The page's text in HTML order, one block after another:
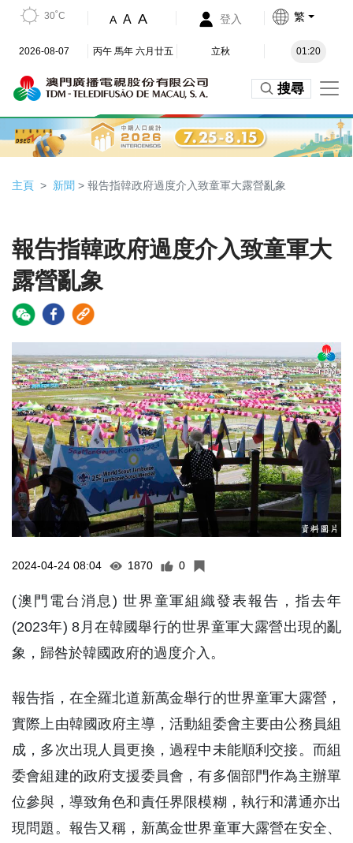
30˚C A A A 登入 繁
2026-08-07 丙午 馬年 六月廿五 立秋 01:20
搜尋
主頁 新聞 > 報告指韓政府過度介入致童軍大露營亂象
報告指韓政府過度介入致童軍大
露營亂象
2024-04-24 08:04 1870 0
(澳門電台消息) 世界童軍組織發表報告，指去年
(2023年) 8月在韓國舉行的世界童軍大露營出現的亂
象，歸咎於韓國政府的過度介入。
報告指，在全羅北道新萬金舉行的世界童軍大露營，
實際上由韓國政府主導，活動組委會主要由公務員組
成，多次出現人員更換，過程中未能順利交接。而組
委會組建的政府支援委員會，有多個部門作為主辦單
位參與，導致角色和責任界限模糊，執行和溝通亦出
現問題。報告又稱，新萬金世界童軍大露營在安全、